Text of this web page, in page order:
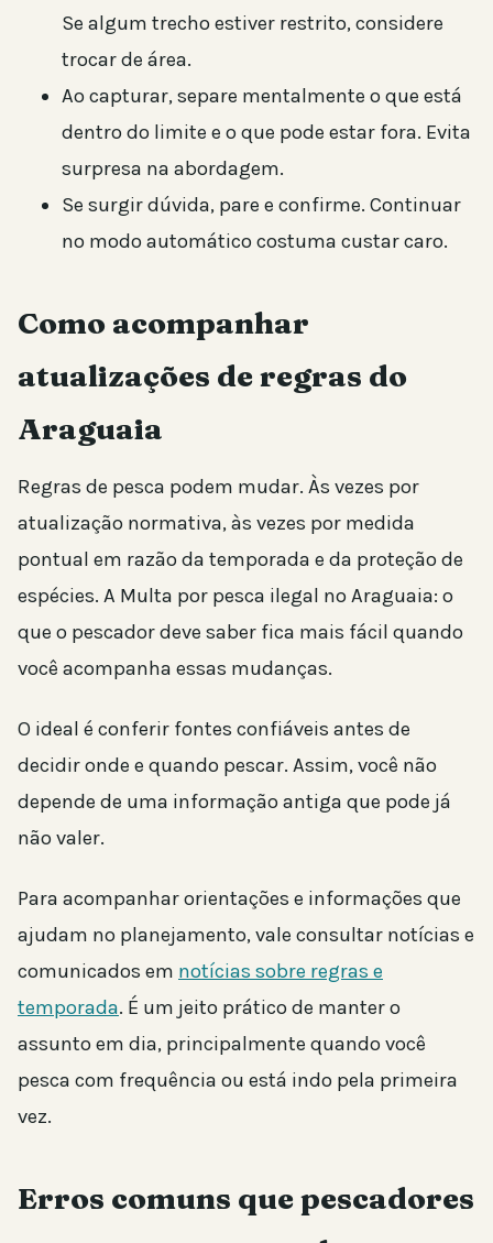
Se algum trecho estiver restrito, considere
trocar de área.
Ao capturar, separe mentalmente o que está
dentro do limite e o que pode estar fora. Evita
surpresa na abordagem.
Se surgir dúvida, pare e confirme. Continuar
no modo automático costuma custar caro.
Como acompanhar
atualizações de regras do
Araguaia
Regras de pesca podem mudar. Às vezes por
atualização normativa, às vezes por medida
pontual em razão da temporada e da proteção de
espécies. A Multa por pesca ilegal no Araguaia: o
que o pescador deve saber fica mais fácil quando
você acompanha essas mudanças.
O ideal é conferir fontes confiáveis antes de
decidir onde e quando pescar. Assim, você não
depende de uma informação antiga que pode já
não valer.
Para acompanhar orientações e informações que
ajudam no planejamento, vale consultar notícias e
comunicados em notícias sobre regras e
temporada. É um jeito prático de manter o
assunto em dia, principalmente quando você
pesca com frequência ou está indo pela primeira
vez.
Erros comuns que pescadores